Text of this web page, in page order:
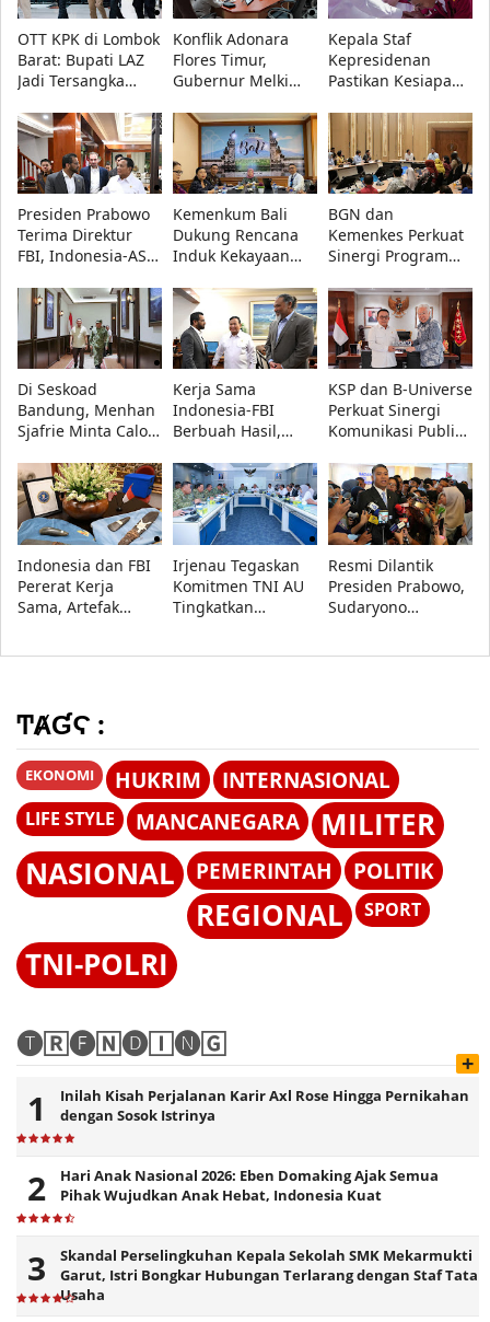
OTT KPK di Lombok
Barat: Bupati LAZ
Jadi Tersangka
Dua Orang Lain
Konflik Adonara
Flores Timur,
Gubernur Melki
Persoalan Segera
Diselesaikan
Kepala Staf
Kepresidenan
Pastikan Kesiapan
Bandung, 560
Siswa Ikuti MPLS
2026
Presiden Prabowo
Terima Direktur
FBI, Indonesia-AS
Repatriasi Artefak
Budaya
Kemenkum Bali
Dukung Rencana
Induk Kekayaan
Nasional 2027-2036
di Forum Nasional
KI 2026
BGN dan
Kemenkes Perkuat
Sinergi Program
Gratis, Fokus
Daerah dengan
Stunting Tinggi
Di Seskoad
Bandung, Menhan
Sjafrie Minta Calon
Siap Hadapi
Perang Informasi
Kerja Sama
Indonesia-FBI
Berbuah Hasil,
Papua yang Dicuri
Berhasil
Dipulangkan
KSP dan B-Universe
Perkuat Sinergi
Komunikasi Publik,
Akurat Kunci
Keberhasilan
Program
Pemerintah
Indonesia dan FBI
Pererat Kerja
Sama, Artefak
Irjenau Tegaskan
Komitmen TNI AU
Tingkatkan
Resmi Dilantik
Presiden Prabowo,
Sudaryono
ͲȺƓϚ :
EKONOMI HUKRIM INTERNASIONAL
LIFE STYLE MANCANEGARA
MILITER
NASIONAL
PEMERINTAH POLITIK
REGIONAL SPORT
TNI-POLRI
🅣🅁🅔🄽🅓🄸🅝🄶
+
Inilah Kisah Perjalanan Karir Axl Rose Hingga Pernikahan
dengan Sosok Istrinya
Hari Anak Nasional 2026: Eben Domaking Ajak Semua
Pihak Wujudkan Anak Hebat, Indonesia Kuat
Skandal Perselingkuhan Kepala Sekolah SMK Mekarmukti
Garut, Istri Bongkar Hubungan Terlarang dengan Staf Tata
Usaha